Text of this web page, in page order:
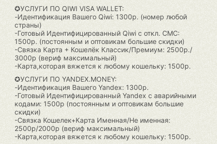
✪УСЛУГИ ПО QIWI VISA WALLET:
-Идентификация Вашего Qiwi: 1300р. (номер любой
страны)
-Готовый Идентифицированный Qiwi c откл. СМС:
1500р. (постоянным и оптовикам большие скидки)
-Связка Карта + Кошелёк Классик/Премиум: 2500р./
3000р (вериф максимальный)
-Карта,которая вяжется к любому кошельку: 1500р.
✪УСЛУГИ ПО YANDEX.MONEY:
-Идентификация Вашего Yandex: 1300р.
-Готовый Идентифицированный Yandex c аварийными
кодами: 1500р (постоянным и оптовикам большие
скидки)
-Связка Кошелек+Карта Именная/Не именная:
2500р/2000р (вериф максимальный)
-Карта,которая вяжется к любому кошельку: 1500р.